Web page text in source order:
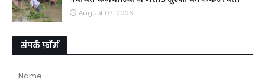
August 07, 2026
संपर्क फ़ॉर्म